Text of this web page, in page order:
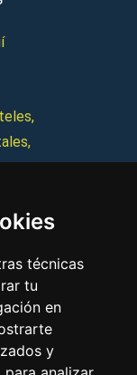
técnicas
tu
en
y
de uso
Combinados
de cookies